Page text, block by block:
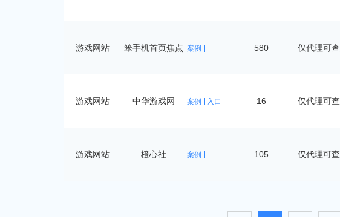
游戏网站
笨手机首页焦点 案例 580 仅代理可查
游戏网站 中华游戏网 案例 入口 16 仅代理可查
游戏网站 橙心社 案例 105 仅代理可查